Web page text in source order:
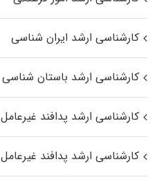
کارشناسی ارشد ایران شناسی
کارشناسی ارشد باستان شناسی
کارشناسی ارشد پدافند غیرعامل
کارشناسی ارشد پدافند غیرعامل ۲